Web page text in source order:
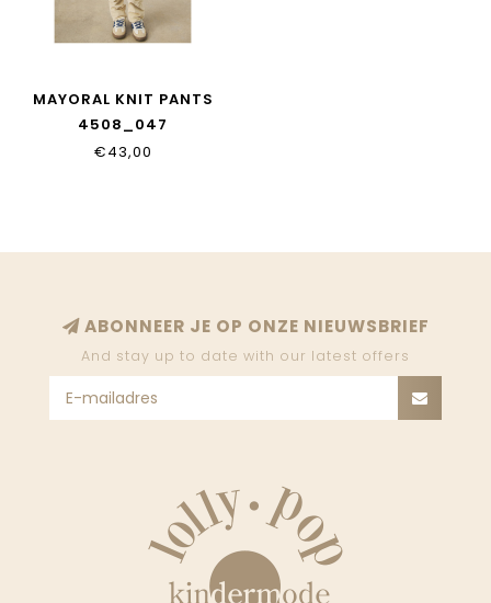
MAYORAL KNIT PANTS
4508_047
€43,00
ABONNEER JE OP ONZE NIEUWSBRIEF
And stay up to date with our latest offers